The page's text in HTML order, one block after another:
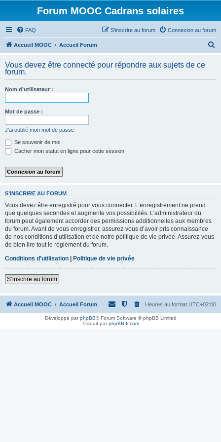
Forum MOOC Cadrans solaires
FAQ Connexion au forum
S’inscrire au forum
Accueil MOOC Accueil Forum
h
Vous devez être connecté pour répondre aux sujets de ce
forum.
Nom d’utilisateur :
Mot de passe :
J’ai oublié mon mot de passe
Se souvenir de moi
Cacher mon statut en ligne pour cette session
S’INSCRIRE AU FORUM
Vous devez être enregistré pour vous connecter. L’enregistrement ne prend
que quelques secondes et augmente vos possibilités. L’administrateur du
forum peut également accorder des permissions additionnelles aux membres
du forum. Avant de vous enregistrer, assurez-vous d’avoir pris connaissance
de nos conditions d’utilisation et de notre politique de vie privée. Assurez-vous
de bien lire tout le règlement du forum.
Conditions d’utilisation | Politique de vie privée
S’inscrire au forum
Accueil MOOC Accueil Forum Heures au format UTC+02:00
Développé parphpBB® Forum Software © phpBB Limited
Traduit parphpBB-fr.com